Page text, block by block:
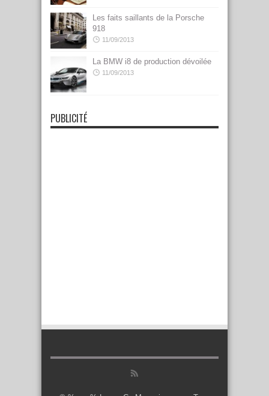
Les faits saillants de la Porsche
918
11/09/2013
La BMW i8 de production dévoilée
11/09/2013
PUBLICITÉ